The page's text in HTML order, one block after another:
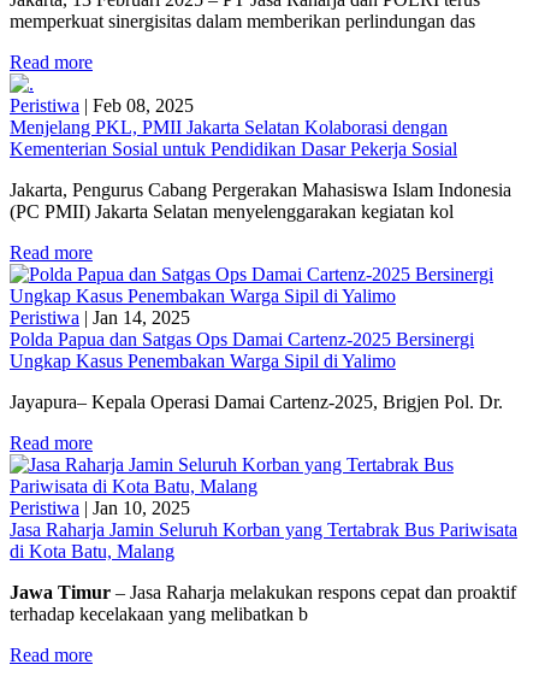
memperkuat sinergisitas dalam memberikan perlindungan das
Read more
Peristiwa | Feb 08, 2025
Menjelang PKL, PMII Jakarta Selatan Kolaborasi dengan
Kementerian Sosial untuk Pendidikan Dasar Pekerja Sosial
Jakarta, Pengurus Cabang Pergerakan Mahasiswa Islam Indonesia
(PC PMII) Jakarta Selatan menyelenggarakan kegiatan kol
Read more
Peristiwa | Jan 14, 2025
Polda Papua dan Satgas Ops Damai Cartenz-2025 Bersinergi
Ungkap Kasus Penembakan Warga Sipil di Yalimo
Jayapura– Kepala Operasi Damai Cartenz-2025, Brigjen Pol. Dr.
Read more
Peristiwa | Jan 10, 2025
Jasa Raharja Jamin Seluruh Korban yang Tertabrak Bus Pariwisata
di Kota Batu, Malang
Jawa Timur – Jasa Raharja melakukan respons cepat dan proaktif
terhadap kecelakaan yang melibatkan b
Read more